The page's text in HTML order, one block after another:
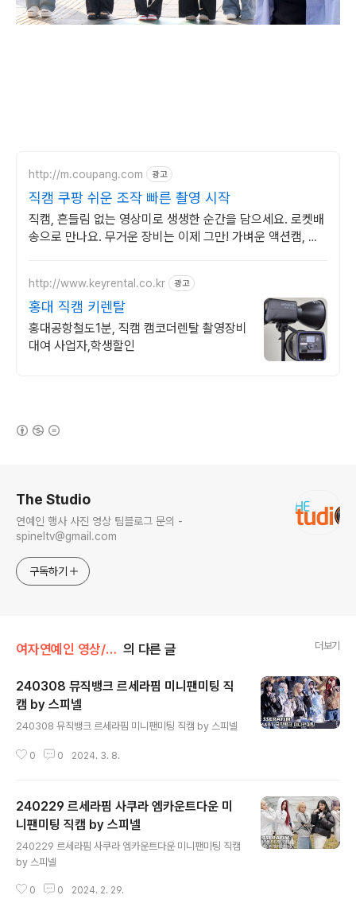
http://m.coupang.com 광고
직캠 쿠팡 쉬운 조작 빠른 촬영 시작
직캠, 흔들림 없는 영상미로 생생한 순간을 담으세요. 로켓배
송으로 만나요. 무거운 장비는 이제 그만! 가벼운 액션캠, 자
http://www.keyrental.co.kr 광고
홍대 직캠 키렌탈
홍대공항철도1분, 직캠 캠코더렌탈 촬영장비
대여 사업자,학생할인
The Studio
연예인 행사 사진 영상 팀블로그 문의 -
spineltv@gmail.com
구독하기
여자연예인 영상/르세라핌 의 다른 글 더보기
240308 뮤직뱅크 르세라핌 미니팬미팅 직
캠 by 스피넬
240308 뮤직뱅크 르세라핌 미니팬미팅 직캠 by 스피넬
0 0 2024. 3. 8.
240229 르세라핌 사쿠라 엠카운트다운 미
니팬미팅 직캠 by 스피넬
240229 르세라핌 사쿠라 엠카운트다운 미니팬미팅 직캠
by 스피넬
0 0 2024. 2. 29.